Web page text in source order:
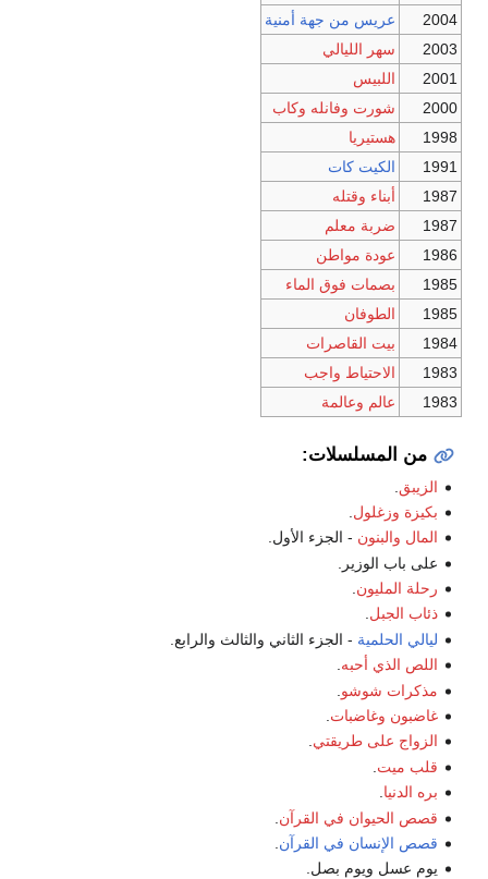
2004
عريس من جهة أمنية
2003
سهر الليالي
2001
اللبيس
2000
شورت وفانله وكاب
1998
هستيريا
1991
الكيت كات
1987
أبناء وقتله
1987
ضربة معلم
1986
عودة مواطن
1985
بصمات فوق الماء
1985
الطوفان
1984
بيت القاصرات
1983
الاحتياط واجب
1983
عالم وعالمة
من المسلسلات:
الزيبق
بكيزة وزغلول
المال والبنون - الجزء الأول.
على باب الوزير.
رحلة المليون
ذئاب الجبل.
ليالي الحلمية - الجزء الثاني والثالث والرابع.
اللص الذي أحبه.
مذكرات شوشو
غاضبون وغاضبات
الزواج على طريقتي.
قلب ميت
بره الدنيا.
قصص الحيوان في القرآن
قصص الإنسان في القرآن
يوم عسل ويوم بصل.